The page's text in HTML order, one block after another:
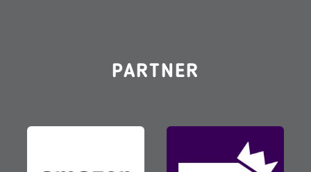
PARTNER